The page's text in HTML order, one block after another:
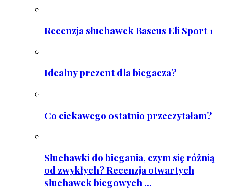
Recenzja słuchawek Baseus Eli Sport 1
Idealny prezent dla biegacza?
Co ciekawego ostatnio przeczytałam?
Słuchawki do biegania, czym się różnią
od zwykłych? Recenzja otwartych
słuchawek biegowych ...